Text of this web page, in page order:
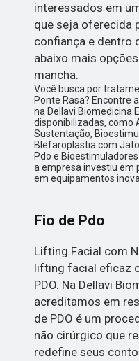
interessados em
que seja oferecida
confiança e dentro
abaixo mais
mancha.
Você busca por
Ponte Rasa? Encontre
na Dellavi Biomedicina
disponibilizadas, como
Sustentação,
Blefaroplastia com
Pdo e
a empresa investiu em
em equipamentos
Fio de Pdo
Lifting Facial com
lifting facial eficaz
PDO. Na Dellavi
acreditamos em
de PDO é um
não cirúrgico que
redefine seus